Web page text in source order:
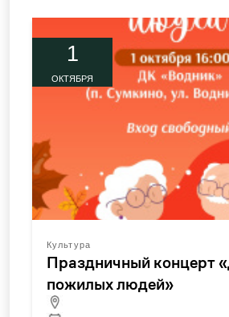
1
ОКТЯБРЯ
Культура
Праздничный концерт
пожилых людей»